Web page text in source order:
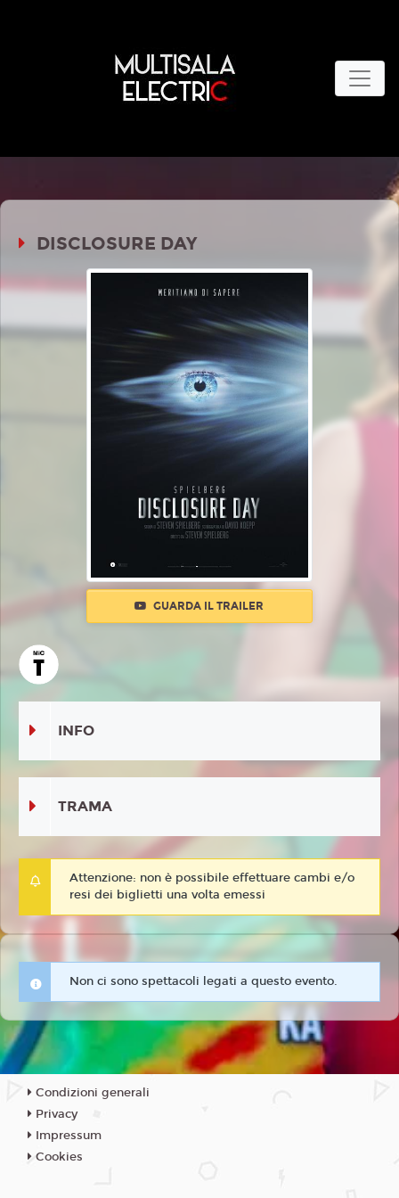
DISCLOSURE DAY
GUARDA IL TRAILER
INFO
TRAMA
Attenzione: non è possibile effettuare cambi e/o
resi dei biglietti una volta emessi
Non ci sono spettacoli legati a questo evento.
Condizioni generali
Privacy
Impressum
Cookies